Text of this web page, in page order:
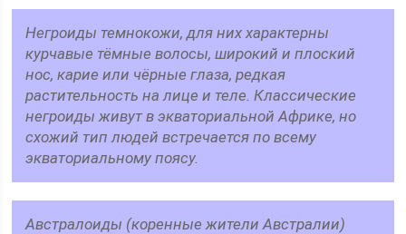
Негроиды темнокожи, для них характерны
курчавые тёмные волосы, широкий и плоский
нос, карие или чёрные глаза, редкая
растительность на лице и теле. Классические
негроиды живут в экваториальной Африке, но
схожий тип людей встречается по всему
экваториальному поясу.
Австралоиды (коренные жители Австралии)